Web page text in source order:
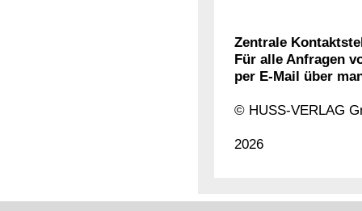
Zentrale
Für alle Anfragen
per E-Mail über
© HUSS-VERLAG
2026